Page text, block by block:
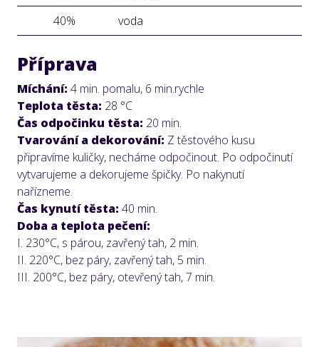
40%
voda
Příprava
Míchání: 4 min. pomalu, 6 min.rychle
Teplota těsta: 28 °C
Čas odpočinku těsta: 20 min.
Tvarování a dekorování: Z těstového kusu
připravíme kuličky, necháme odpočinout. Po odpočinutí
vytvarujeme a dekorujeme špičky. Po nakynutí
nařízneme.
Čas kynutí těsta: 40 min.
Doba a teplota pečení:
I. 230°C, s párou, zavřený tah, 2 min.
II. 220°C, bez páry, zavřený tah, 5 min.
III. 200°C, bez páry, otevřený tah, 7 min.